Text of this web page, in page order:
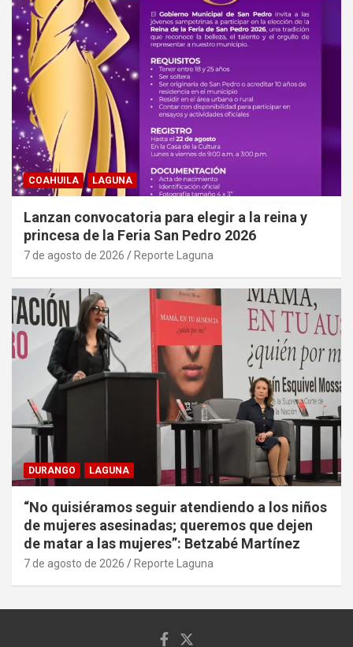
COAHUILA LAGUNA
Lanzan convocatoria para elegir a la reina y
princesa de la Feria San Pedro 2026
7 de agosto de 2026 Reporte Laguna
DURANGO LAGUNA
“No quisiéramos seguir atendiendo a los niños
de mujeres asesinadas; queremos que dejen
de matar a las mujeres”: Betzabé Martínez
7 de agosto de 2026 Reporte Laguna